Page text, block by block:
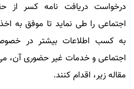
درخواست دریافت نامه کسر از
اجتماعی را طی نماید تا موفق به
به کسب اطلاعات بیشتر در
اجتماعی و خدمات غیر حضوری آن،
مقاله زیر، اقدام کنند.